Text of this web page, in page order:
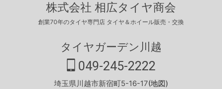
株式会社 相広タイヤ商会
創業70年のタイヤ専門店 タイヤ＆ホイール販売・交換
タイヤガーデン川越
049-245-2222
埼玉県川越市新宿町5-16-17(地図)